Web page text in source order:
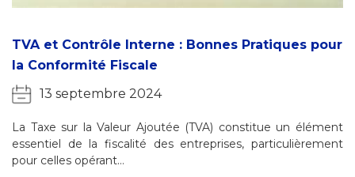
TVA et Contrôle Interne : Bonnes Pratiques pour
la Conformité Fiscale
13 septembre 2024
La Taxe sur la Valeur Ajoutée (TVA) constitue un élément
essentiel de la fiscalité des entreprises, particulièrement
pour celles opérant…